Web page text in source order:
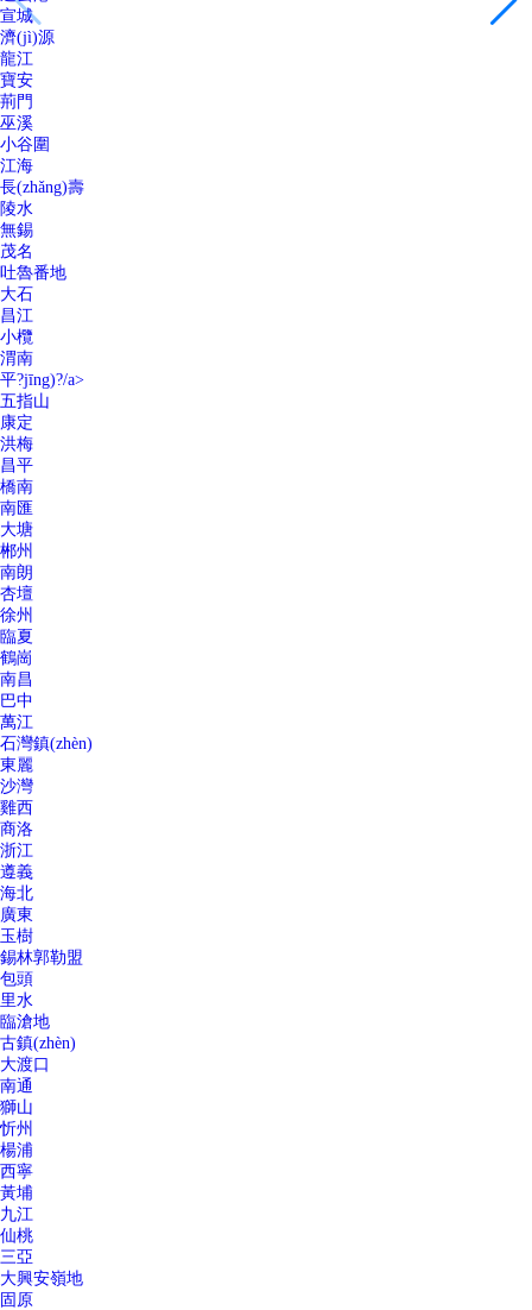
宣城
濟(jì)源
龍江
寶安
荊門
巫溪
小谷圍
江海
長(zhǎng)壽
陵水
無錫
茂名
吐魯番地
大石
昌江
小欖
渭南
平?jīng)?/a>
五指山
康定
洪梅
昌平
橋南
南匯
大塘
郴州
南朗
杏壇
徐州
臨夏
鶴崗
南昌
巴中
萬江
石灣鎮(zhèn)
東麗
沙灣
雞西
商洛
浙江
遵義
海北
廣東
玉樹
錫林郭勒盟
包頭
里水
臨滄地
古鎮(zhèn)
大渡口
南通
獅山
忻州
楊浦
西寧
黃埔
九江
仙桃
三亞
大興安嶺地
固原